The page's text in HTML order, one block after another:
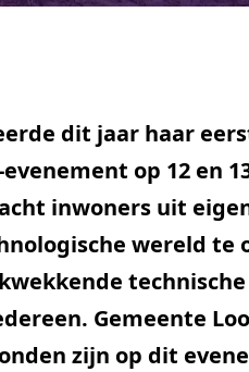
dit jaar haar
op 12 en
inwoners uit
wereld te
Gemeente
zijn op dit